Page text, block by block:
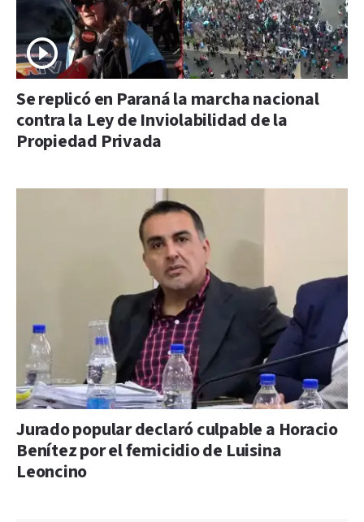
Se replicó en Paraná la marcha nacional
contra la Ley de Inviolabilidad de la
Propiedad Privada
Jurado popular declaró culpable a Horacio
Benítez por el femicidio de Luisina
Leoncino